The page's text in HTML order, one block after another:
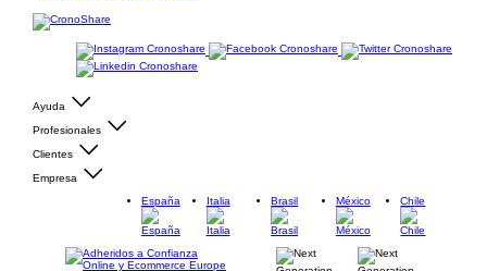
Ayuda
Profesionales
Clientes
Empresa
España
Italia Brasil México Chile